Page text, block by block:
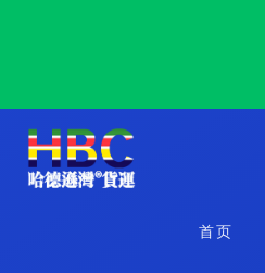
首页